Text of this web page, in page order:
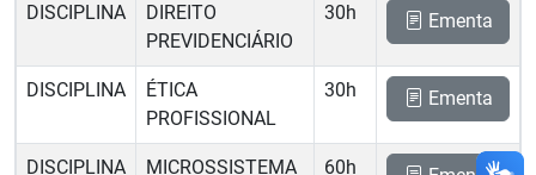
DISCIPLINA
DIREITO
PREVIDENCIÁRIO
30h Ementa
DISCIPLINA
ÉTICA
PROFISSIONAL
30h Ementa
DISCIPLINA MICROSSISTEMA 60h